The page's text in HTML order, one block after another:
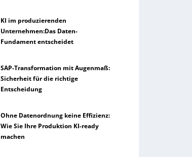
KI im produzierenden
Unternehmen:Das Daten-
Fundament entscheidet
SAP-Transformation mit Augenmaß:
Sicherheit für die richtige
Entscheidung
Ohne Datenordnung keine Effizienz:
Wie Sie Ihre Produktion KI-ready
machen